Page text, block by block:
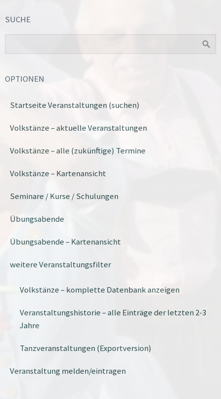
SUCHE
OPTIONEN
Startseite Veranstaltungen (suchen)
Volkstänze – aktuelle Veranstaltungen
Volkstänze – alle (zukünftige) Termine
Volkstänze – Kartenansicht
Seminare / Kurse / Schulungen
Übungsabende
Übungsabende – Kartenansicht
weitere Veranstaltungsfilter
Volkstänze – komplette Datenbank anzeigen
Veranstaltungshistorie – alle Einträge der letzten 2-3
Jahre
Tanzveranstaltungen (Exportversion)
Veranstaltung melden/eintragen